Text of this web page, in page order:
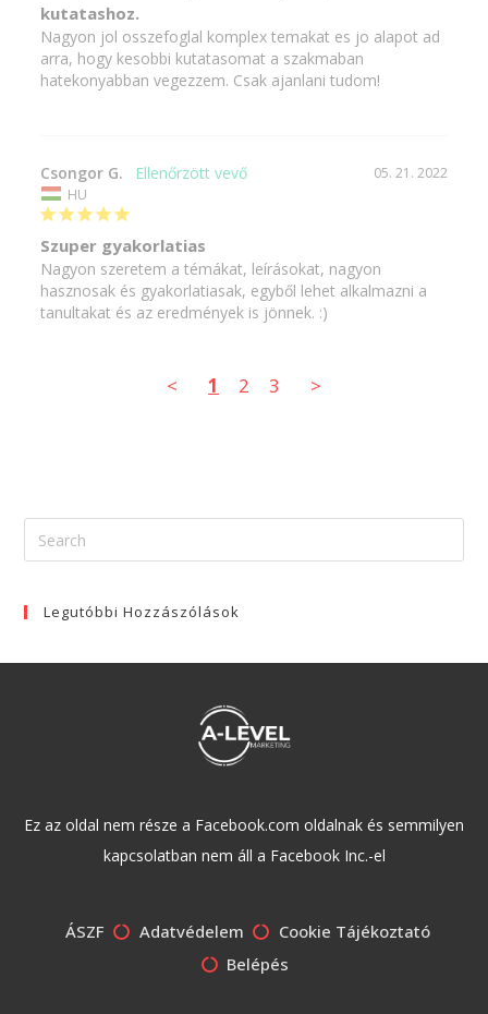
kutatashoz.
Nagyon jol osszefoglal komplex temakat es jo alapot ad
arra, hogy kesobbi kutatasomat a szakmaban
hatekonyabban vegezzem. Csak ajanlani tudom!
05. 21. 2022
Csongor G.
HU
Szuper gyakorlatias
Nagyon szeretem a témákat, leírásokat, nagyon
hasznosak és gyakorlatiasak, egyből lehet alkalmazni a
tanultakat és az eredmények is jönnek. :)
< 1 2 3 >
Legutóbbi Hozzászólások
Ez az oldal nem része a Facebook.com oldalnak és semmilyen
kapcsolatban nem áll a Facebook Inc.-el
ÁSZF Adatvédelem
Cookie Tájékoztató
Belépés